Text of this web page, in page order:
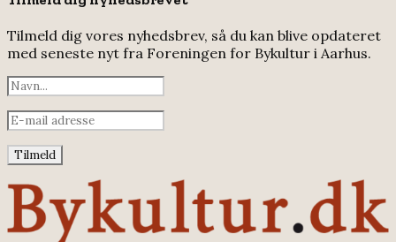
Tilmeld dig vores nyhedsbrev, så du kan blive opdateret
med seneste nyt fra Foreningen for Bykultur i Aarhus.